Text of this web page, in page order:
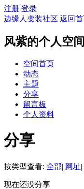
注册 登录
边缘人变装社区 返回
风紫的个人空间
空间首页
动态
主题
分享
留言板
个人资料
分享
按类型查看: 全部| 网址|
现在还没分享